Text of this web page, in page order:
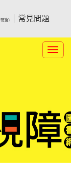
窗)
常見問題